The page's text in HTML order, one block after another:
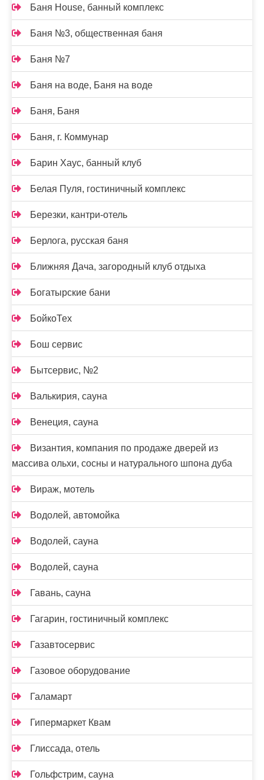
Баня House, банный комплекс
Баня №3, общественная баня
Баня №7
Баня на воде, Баня на воде
Баня, Баня
Баня, г. Коммунар
Барин Хаус, банный клуб
Белая Пуля, гостиничный комплекс
Березки, кантри-отель
Берлога, русская баня
Ближняя Дача, загородный клуб отдыха
Богатырские бани
БойкоТех
Бош сервис
Бытсервис, №2
Валькирия, сауна
Венеция, сауна
Византия, компания по продаже дверей из
массива ольхи, сосны и натурального шпона дуба
Вираж, мотель
Водолей, автомойка
Водолей, сауна
Водолей, сауна
Гавань, сауна
Гагарин, гостиничный комплекс
Газавтосервис
Газовое оборудование
Галамарт
Гипермаркет Квам
Глиссада, отель
Гольфстрим, сауна